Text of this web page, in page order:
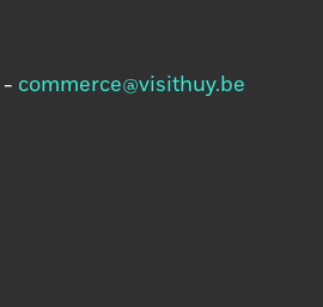
- commerce@visithuy.be